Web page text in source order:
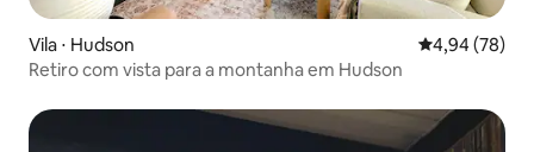
Vila ⋅ Hudson 4,94 de uma
4,94 (78)
Retiro com vista para a montanha em Hudson